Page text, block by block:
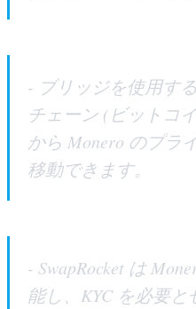
- ブリッジを使用す
チェーン (ビットコ
から Monero のプラ
移動できます。
- SwapRocket は
能し、KYC を必要